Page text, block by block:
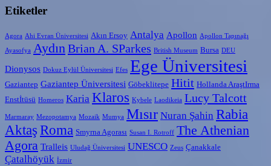
Etiketler
Agora Ahi Evran Üniversitesi Akın Ersoy Antalya Apollon Apollon Tapınağı
Ayasofya AydınBrian A. SParkes British Museum Bursa DEU
Dionysos Dokuz Eylül Üniversitesi Efes Ege Üniversitesi
Gaziantep Gaziantep Üniversitesi Göbeklitepe Hitit Hollanda AraştIrma
Enstİtüsü Homeros Karia Klaros Kybele Laodikeia Lucy Talcott
Marmaray Mezopotamya Mozaik Mumya Mısır Nuran Şahin Rabia
Aktaş Roma Smyrna Agorası Susan I. Rotroff The Athenian
Agora Tralleis Uludağ Üniversitesi UNESCO Zeus Çanakkale
Çatalhöyük İzmir